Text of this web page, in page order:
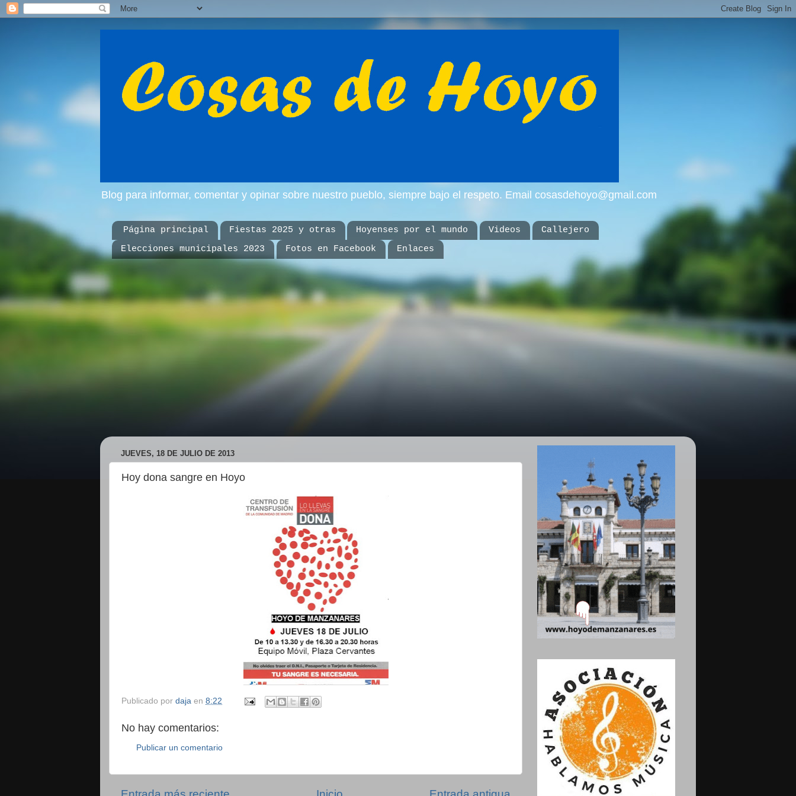
Blog para informar, comentar y opinar sobre nuestro pueblo, siempre bajo el respeto. Email cosasdehoyo@gmail.com
Página principal Fiestas 2025 y otras Hoyenses por el mundo Videos
Callejero
Elecciones municipales 2023
Fotos en Facebook Enlaces
JUEVES, 18 DE JULIO DE 2013
Hoy dona sangre en Hoyo
Publicado por daja en 8:22
No hay comentarios:
Publicar un comentario